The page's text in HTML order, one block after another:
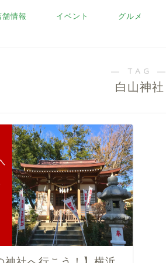
舗情報 イベント グルメ
― TAG ―
白山神社